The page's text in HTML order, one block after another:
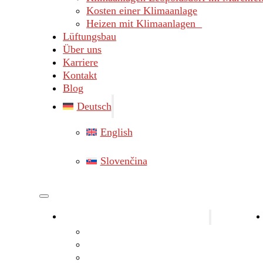
Kosten einer Klimaanlage
Heizen mit Klimaanlagen
Lüftungsbau
Über uns
Karriere
Kontakt
Blog
Deutsch
English
Slovenčina